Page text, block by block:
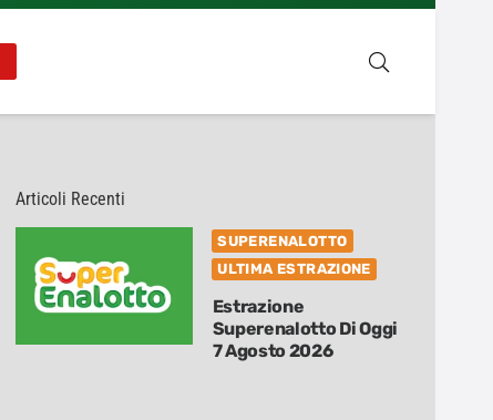
Articoli Recenti
SUPERENALOTTO
ULTIMA ESTRAZIONE
Estrazione
Superenalotto Di Oggi
7 Agosto 2026